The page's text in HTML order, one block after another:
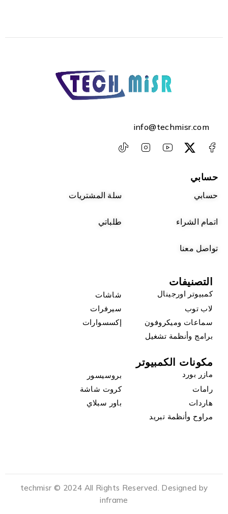
info@techmisr.com
حسابي
حسابي سلة المشتريات
اتمام الشراء طلباتي
تواصل معنا
التصنيفات
كمبيوتر اورجينال
شاشات
لاب توب
سيرفرات
سماعات وميكروفون
إكسسوارات
برامج وأنظمة تشغيل
مكونات الكمبيوتر
مازر بورد
بروسيسور
رامات
كروت شاشة
هاردات
باور سبلاي
مراوح وأنظمة تبريد
techmisr © 2024 All Rights Reserved. Designed by
inframe